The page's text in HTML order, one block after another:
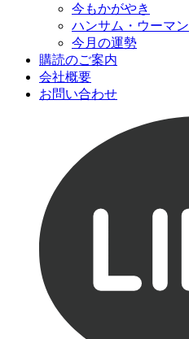
今もかがやき
ハンサム・ウーマン
今月の運勢
購読のご案内
会社概要
お問い合わせ